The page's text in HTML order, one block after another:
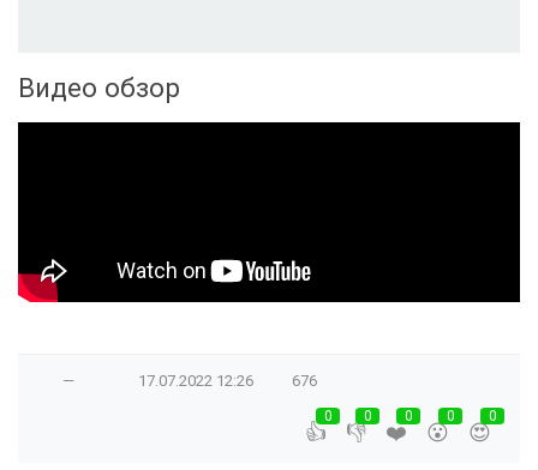
Видео обзор
— 17.07.2022 12:26 676
👍
0
👎
0
❤️
0
😮
0
😍
0